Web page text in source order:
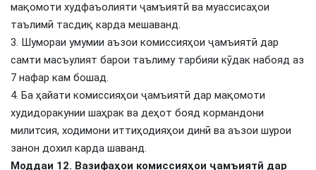
мақомоти худфаъолияти ҷамъиятӣ ва муассисаҳои
таълимӣ тасдиқ карда мешаванд.
3. Шумораи умумии аъзои комиссияҳои ҷамъиятӣ дар
самти масъулият барои таълиму тарбияи кӯдак набояд аз
7 нафар кам бошад.
4. Ба ҳайати комиссияҳои ҷамъиятӣ дар мақомоти
худидоракунии шаҳрак ва деҳот бояд кормандони
милитсия, ходимони иттиҳодияҳои динӣ ва аъзои шурои
занон дохил карда шаванд.
Моддаи 12. Вазифаҳои комиссияҳои ҷамъиятӣ дар